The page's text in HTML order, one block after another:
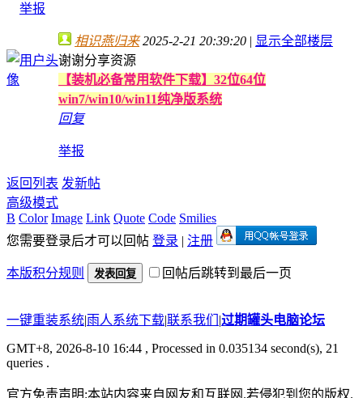
举报
相识燕归来2025-2-21 20:39:20 | 显示全部楼层
谢谢分享资源
【装机必备常用软件下载】32位64位
win7/win10/win11纯净版系统
回复
举报
返回列表 发新帖
高级模式
B Color Image Link Quote Code Smilies
您需要登录后才可以回帖 登录 | 注册
本版积分规则 发表回复 回帖后跳转到最后一页
一键重装系统|雨人系统下载|联系我们 |过期罐头电脑论坛
GMT+8, 2026-8-10 16:44 , Processed in 0.035134 second(s), 21
queries .
官方免责声明:本站内容来自网友和互联网.若侵犯到您的版权.